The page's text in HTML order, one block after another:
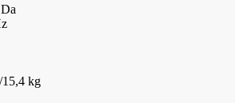
15,4 kg